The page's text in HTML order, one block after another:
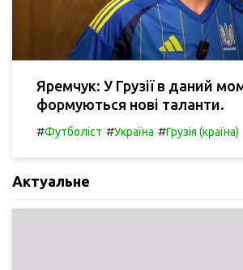
Яремчук: У Грузії в даний
формуються нові таланти.
#Футболіст #Україна #Грузія (країна)
Актуальне